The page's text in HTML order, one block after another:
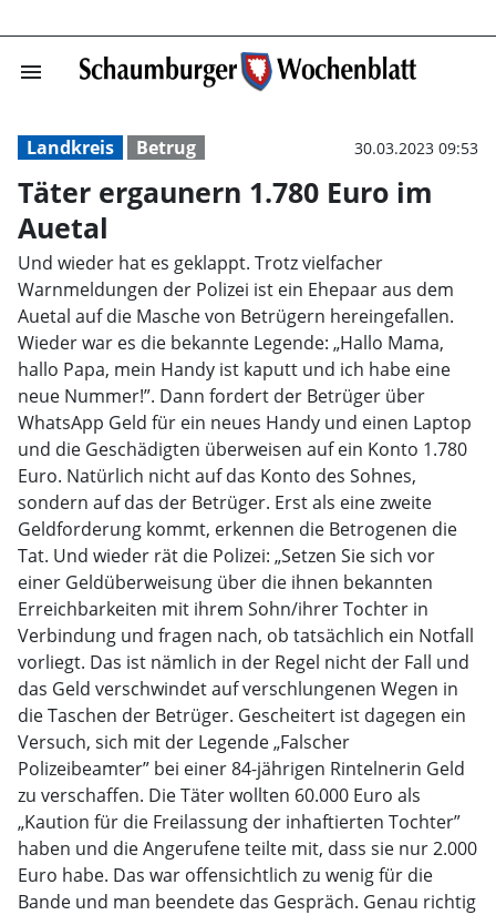
menu Täter
Landkreis Betrug 30.03.2023 09:53
Täter ergaunern 1.780 Euro im
Auetal
Und wieder hat es geklappt. Trotz vielfacher
Warnmeldungen der Polizei ist ein Ehepaar aus dem
Auetal auf die Masche von Betrügern hereingefallen.
Wieder war es die bekannte Legende: „Hallo Mama,
hallo Papa, mein Handy ist kaputt und ich habe eine
neue Nummer!”. Dann fordert der Betrüger über
WhatsApp Geld für ein neues Handy und einen Laptop
und die Geschädigten überweisen auf ein Konto 1.780
Euro. Natürlich nicht auf das Konto des Sohnes,
sondern auf das der Betrüger. Erst als eine zweite
Geldforderung kommt, erkennen die Betrogenen die
Tat. Und wieder rät die Polizei: „Setzen Sie sich vor
einer Geldüberweisung über die ihnen bekannten
Erreichbarkeiten mit ihrem Sohn/ihrer Tochter in
Verbindung und fragen nach, ob tatsächlich ein Notfall
vorliegt. Das ist nämlich in der Regel nicht der Fall und
das Geld verschwindet auf verschlungenen Wegen in
die Taschen der Betrüger. Gescheitert ist dagegen ein
Versuch, sich mit der Legende „Falscher
Polizeibeamter” bei einer 84-jährigen Rintelnerin Geld
zu verschaffen. Die Täter wollten 60.000 Euro als
„Kaution für die Freilassung der inhaftierten Tochter”
haben und die Angerufene teilte mit, dass sie nur 2.000
Euro habe. Das war offensichtlich zu wenig für die
Bande und man beendete das Gespräch. Genau richtig